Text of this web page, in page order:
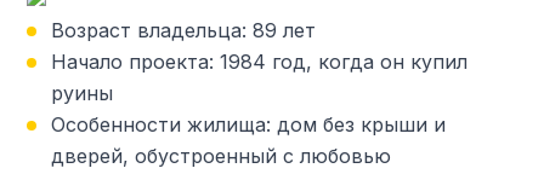
Возраст владельца: 89 лет
Начало проекта: 1984 год, когда он купил
руины
Особенности жилища: дом без крыши и
дверей, обустроенный с любовью